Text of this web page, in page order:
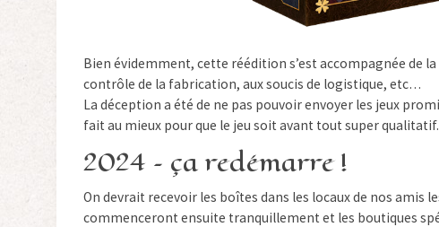
Bien évidemment, cette réédition s’est accompagnée de
contrôle de la fabrication, aux soucis de logistique, etc…
La déception a été de ne pas pouvoir envoyer les jeux
fait au mieux pour que le jeu soit avant tout super qualitatif.
2024 – ça redémarre !
On devrait recevoir les boîtes dans les locaux de nos amis
commenceront ensuite tranquillement et les boutiques